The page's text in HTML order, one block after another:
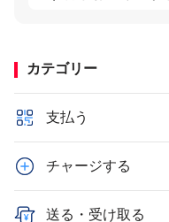
カテゴリー
支払う
チャージする
送る・受け取る